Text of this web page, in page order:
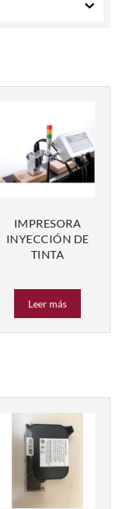
IMPRESORA
INYECCIÓN DE
TINTA
Leer más